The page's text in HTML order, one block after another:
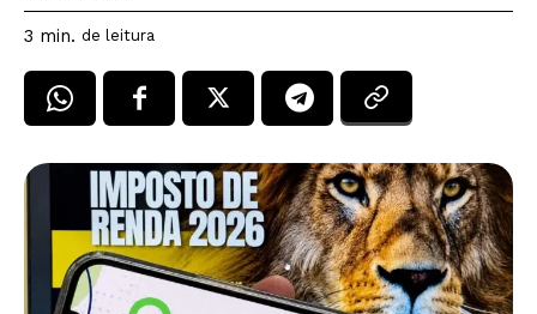
3 min. de leitura